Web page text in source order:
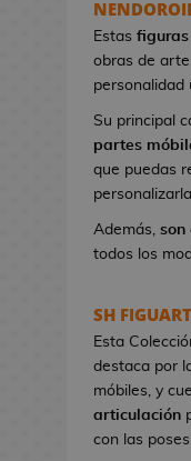
Estas figuras
obras de arte
personalidad
Su principal
partes
que puedas
Además, son
todos los
SH
Esta
destaca por
móbiles, y
articulación
con las